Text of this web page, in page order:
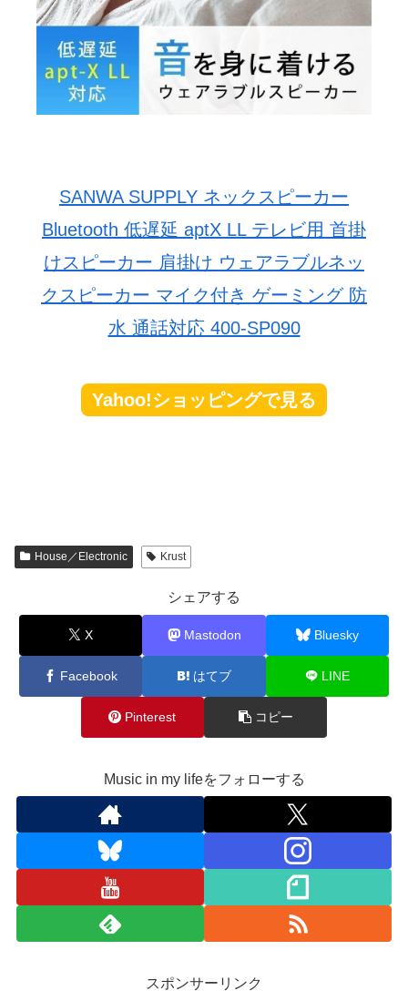
SANWA SUPPLY ネックスピーカー
Bluetooth 低遅延 aptX LL テレビ用 首掛
けスピーカー 肩掛け ウェアラブルネッ
クスピーカー マイク付き ゲーミング 防
水 通話対応 400-SP090
Yahoo!ショッピングで見る
House／Electronic Krust
シェアする
X Mastodon Bluesky
Facebook はてブ LINE
Pinterest コピー
Music in my lifeをフォローする
スポンサーリンク